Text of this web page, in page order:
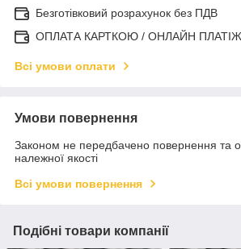
Безготівковий розрахунок без ПДВ
ОПЛАТА КАРТКОЮ / ОНЛАЙН
Всі умови оплати
Умови повернення
Законом не передбачено повернення та
належної якості
Всі умови повернення
Подібні товари компанії